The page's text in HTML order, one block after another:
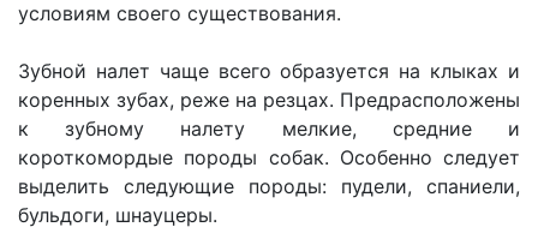
условиям своего существования.
Зубной налет чаще всего образуется на клыках и
коренных зубах, реже на резцах. Предрасположены
к зубному налету мелкие, средние и
короткомордые породы собак. Особенно следует
выделить следующие породы: пудели, спаниели,
бульдоги, шнауцеры.